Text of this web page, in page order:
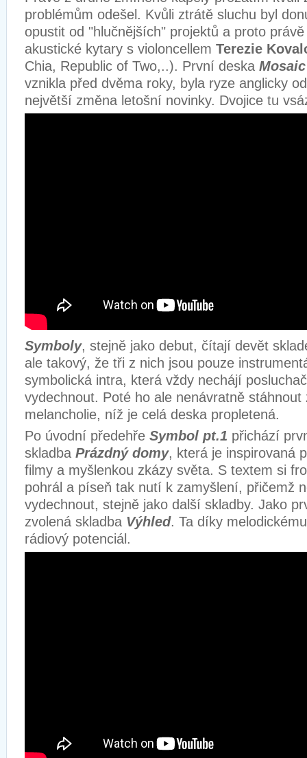
problémům odešel. Kvůli ztrátě sluchu byl
opustit od "hlučnějších" projektů a proto
akustické kytary s violoncellem Terezie
Chia, Republic of Two,..). První deska
vznikla před dvěma roky, byla ryze anglicky
největší změna letošní novinky. Dvojice tu
Symboly, stejně jako debut, čítají devět
ale takový, že tři z nich jsou pouze
symbolická intra, která vždy nechájí
vydechnout. Poté ho ale nenávratně stáhnout
melancholie, níž je celá deska propletená.
Po úvodní předehře Symbol pt.1 přichází
skladba Prázdný domy, která je inspirovaná
filmy a myšlenkou zkázy světa. S textem si
pohrál a píseň tak nutí k zamyšlení, přičemž
vydechnout, stejně jako další skladby. Jako
zvolená skladba Výhled. Ta díky
rádiový potenciál.